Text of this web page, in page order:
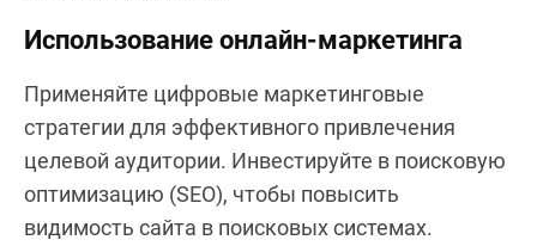
Использование онлайн-маркетинга
Применяйте цифровые маркетинговые
стратегии для эффективного привлечения
целевой аудитории. Инвестируйте в поисковую
оптимизацию (SEO), чтобы повысить
видимость сайта в поисковых системах.